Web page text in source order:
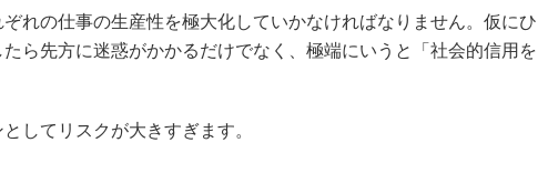
れの仕事の生産性を極大化していかなければなりません。仮にひ
ら先方に迷惑がかかるだけでなく、極端にいうと「社会的信用を
してリスクが大きすぎます。